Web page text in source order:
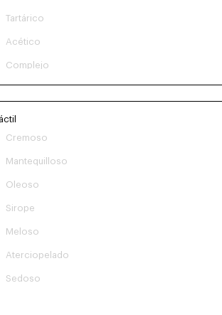
Tartárico
Acético
Complejo
Cremoso
Mantequilloso
Oleoso
Sirope
Meloso
Aterciopelado
Sedoso